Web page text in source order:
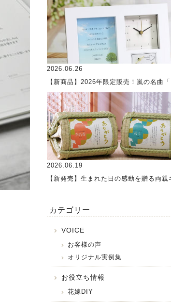
2026.06.26
【新商品】2026年限定販売！嵐の名曲「
2026.06.19
【新発売】生まれた日の感動を贈る両親
カテゴリー
VOICE
お客様の声
オリジナル実例集
お役立ち情報
花嫁DIY